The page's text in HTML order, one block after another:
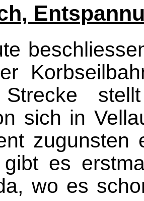
Strecke
sich in
zugunsten
es
wo es